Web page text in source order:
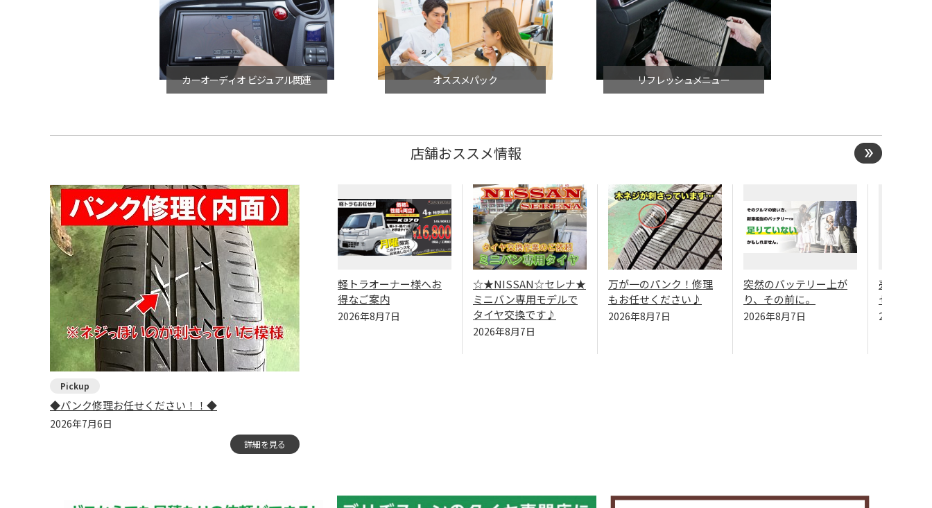
カーオーディオ ビジュアル関連 オススメパック リフレッシュメニュー
店舗おススメ情報
◆パンク修理お任せください！！◆
2026年7月6日
詳細を見る
軽トラオーナー様へお
得なご案内
2026年8月7日
☆★NISSAN☆セレナ★
ミニバン専用モデルで
タイヤ交換です♪
2026年8月7日
万が一のパンク！修理
もお任せください♪
2026年8月7日
突然のバッテリー上が
り、その前に。
2026年8月7日
売り切れ
セール開
2026年8月